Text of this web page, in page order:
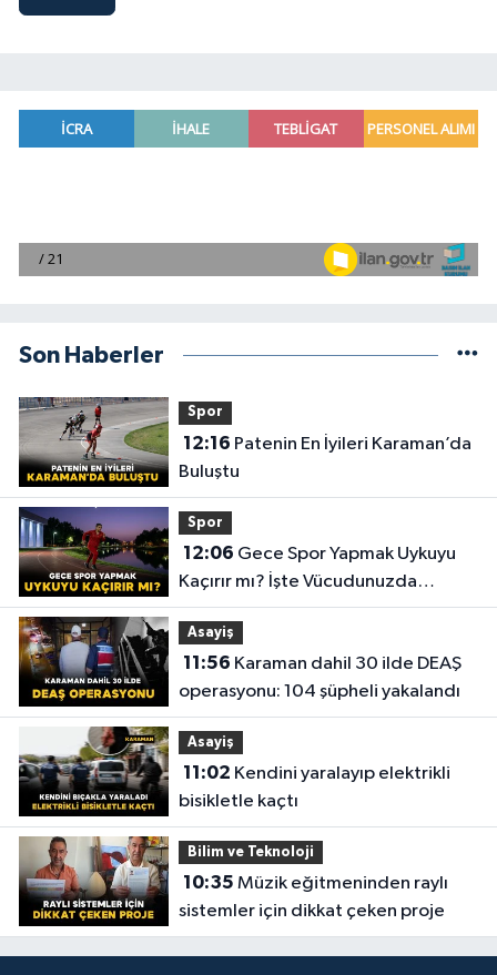
Son Haberler
Spor
12:16
Buluştu
Spor
12:06
Kaçırır mı? İşte Vücudunuzda
Yaşananlar!
Asayiş
11:56
operasyonu: 104 şüpheli yakalandı
Asayiş
11:02
bisikletle kaçtı
Bilim ve Teknoloji
10:35
sistemler için dikkat çeken proje